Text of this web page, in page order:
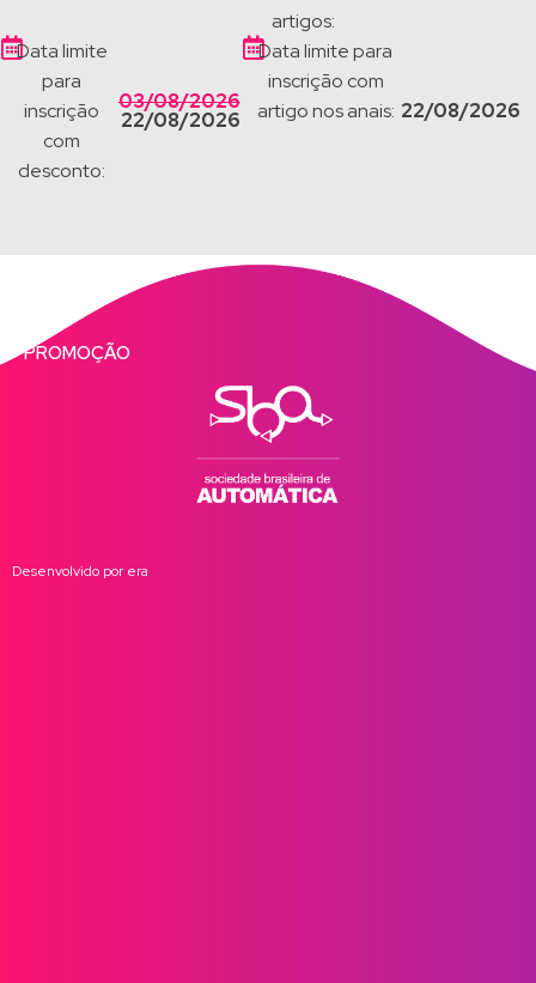
artigos:
Data limite
para
inscrição
com
desconto:
03/08/2026
22/08/2026
Data limite para
inscrição com
artigo nos anais: 22/08/2026
PROMOÇÃO
Desenvolvido por era